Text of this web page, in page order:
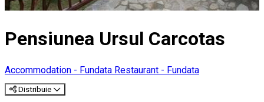
Pensiunea Ursul Carcotas
Accommodation - Fundata Restaurant - Fundata
Distribuie